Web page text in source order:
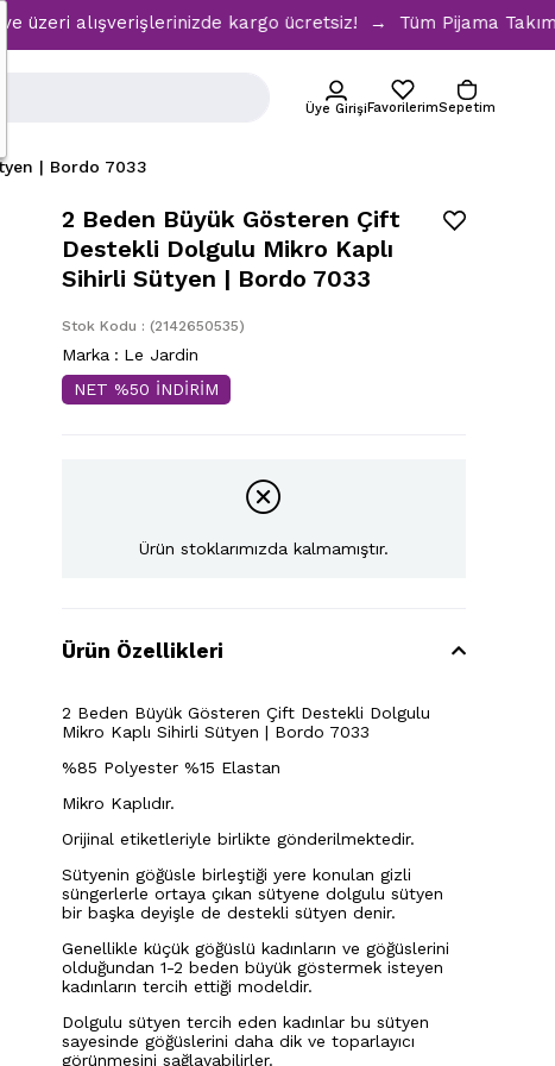
alışverişlerinizde kargo ücretsiz! → Tüm Pijama
Üye GirişiFavorilerimSepetim
| Bordo 7033
2 Beden Büyük Gösteren Çift
Destekli Dolgulu Mikro Kaplı
Sihirli Sütyen | Bordo 7033
Stok Kodu (2142650535)
Marka : Le Jardin
NET %50 İNDİRİM
Ürün stoklarımızda kalmamıştır.
Ürün Özellikleri
2 Beden Büyük Gösteren Çift Destekli Dolgulu
Mikro Kaplı Sihirli Sütyen | Bordo 7033
%85 Polyester %15 Elastan
Mikro Kaplıdır.
Orijinal etiketleriyle birlikte gönderilmektedir.
Sütyenin göğüsle birleştiği yere konulan gizli
süngerlerle ortaya çıkan sütyene dolgulu sütyen
bir başka deyişle de destekli sütyen denir.
Genellikle küçük göğüslü kadınların ve göğüslerini
olduğundan 1-2 beden büyük göstermek isteyen
kadınların tercih ettiği modeldir.
Dolgulu sütyen tercih eden kadınlar bu sütyen
sayesinde göğüslerini daha dik ve toparlayıcı
görünmesini sağlayabilirler.